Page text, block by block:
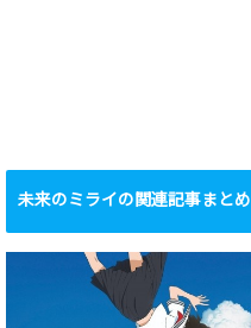
未来のミライの関連記事まとめ